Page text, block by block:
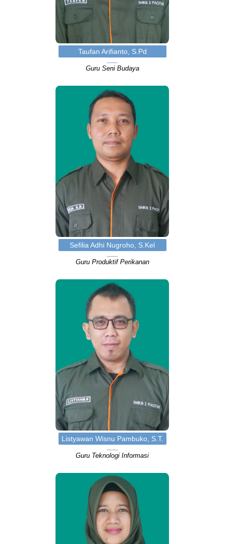
Taufan Arifianto, S.Pd
Guru Seni Budaya
Sefilia Adhi Nugroho, S.Kel
Guru Produktif Perikanan
Listyawan Wisnu Pambuko, S.T.
Guru Teknologi Informasi